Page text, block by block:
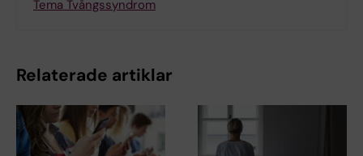
Tema Tvångssyndrom
Relaterade artiklar